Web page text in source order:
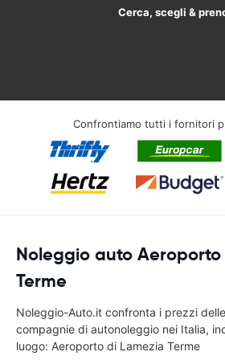
Cerca, scegli &
Confrontiamo tutti i fornitori
Noleggio auto Aeroporto
Terme
Noleggio-Auto.it confronta i prezzi
compagnie di autonoleggio nei Italia,
luogo: Aeroporto di Lamezia Terme